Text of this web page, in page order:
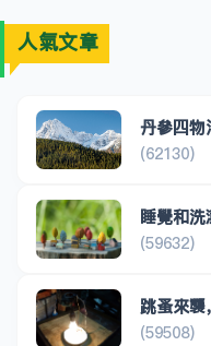
人氣文章
丹參四
(62130)
睡覺和
(59632)
跳蚤來襲
(59508)